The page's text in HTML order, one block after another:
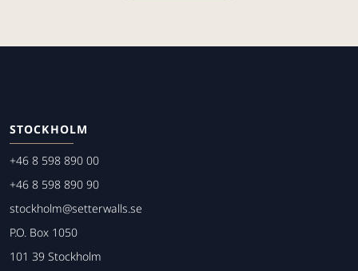
STOCKHOLM
+46 8 598 890 00
+46 8 598 890 90
stockholm@setterwalls.se
P.O. Box 1050
101 39 Stockholm